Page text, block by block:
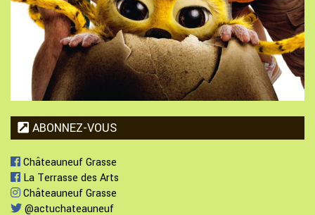
ABONNEZ-VOUS
Châteauneuf Grasse
La Terrasse des Arts
Châteauneuf Grasse
@actuchateauneuf